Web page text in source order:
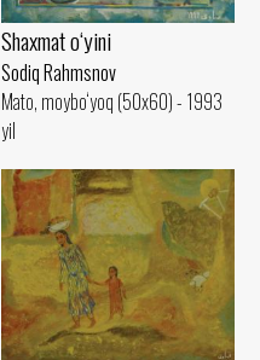
Shaxmat o‘yini
Sodiq Rahmsnov
Mato, moybo‘yoq (50x60) - 1993
yil